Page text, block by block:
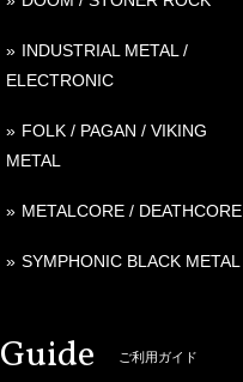
INDUSTRIAL METAL /
ELECTRONIC
FOLK / PAGAN / VIKING
METAL
METALCORE / DEATHCORE
SYMPHONIC BLACK METAL
Guide ご利用ガイド